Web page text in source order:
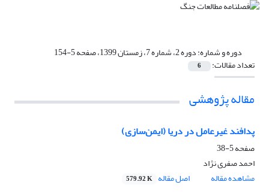
دوره و شماره:دوره 2، شماره 7، زمستان 1399، صفحه 5-154
تعداد مقالات: 6
مقاله پژوهشی
پدافند غیرعامل در دریا (ایمن‌سازی)
صفحه5-38
احمد صفری نژاد
مشاهده مقاله
اصل مقاله 579.92 K